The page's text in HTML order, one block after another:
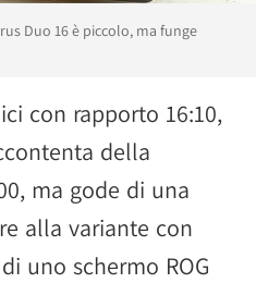
Duo 16 è piccolo, ma funge
con rapporto 16:10,
della
ma gode di una
alla variante con
uno schermo ROG